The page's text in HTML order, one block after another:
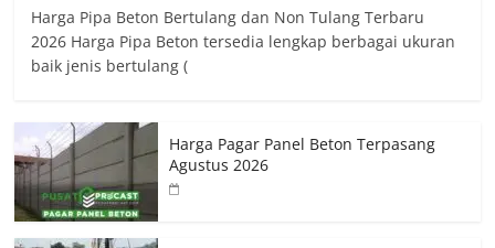
Harga Pipa Beton Bertulang dan Non Tulang Terbaru
2026 Harga Pipa Beton tersedia lengkap berbagai ukuran
baik jenis bertulang (
Harga Pagar Panel Beton Terpasang
Agustus 2026